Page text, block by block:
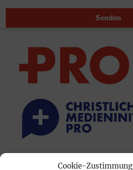
Cookie-Zustimmung
Senden
PRINTAUSGABE